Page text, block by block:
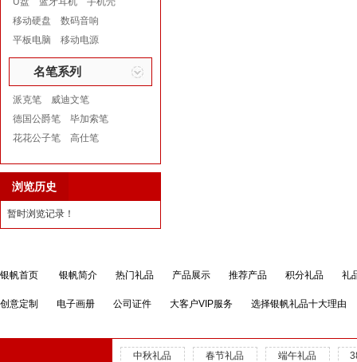
移动硬盘
数码音响
平板电脑
移动电源
名笔系列
派克笔
威迪文笔
德国公爵笔
毕加索笔
花花公子笔
高仕笔
浏览历史
暂时浏览记录！
银帆首页 银帆简介 热门礼品 产品展示 推荐产品 积分礼品 礼
创意定制 电子画册 公司证件 大客户VIP服务 选择银帆礼品十大理由
中秋礼品 春节礼品 端午礼品